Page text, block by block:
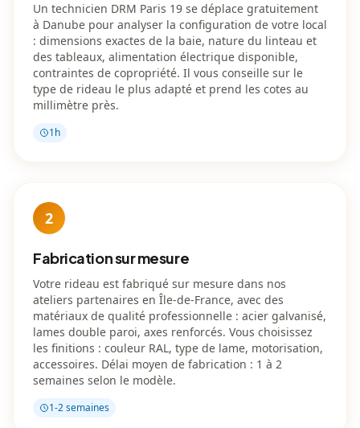
Un technicien DRM Paris 19 se déplace gratuitement
à Danube pour analyser la configuration de votre local
: dimensions exactes de la baie, nature du linteau et
des tableaux, alimentation électrique disponible,
contraintes de copropriété. Il vous conseille sur le
type de rideau le plus adapté et prend les cotes au
millimètre près.
1h
2
Fabrication sur mesure
Votre rideau est fabriqué sur mesure dans nos
ateliers partenaires en Île-de-France, avec des
matériaux de qualité professionnelle : acier galvanisé,
lames double paroi, axes renforcés. Vous choisissez
les finitions : couleur RAL, type de lame, motorisation,
accessoires. Délai moyen de fabrication : 1 à 2
semaines selon le modèle.
1-2 semaines